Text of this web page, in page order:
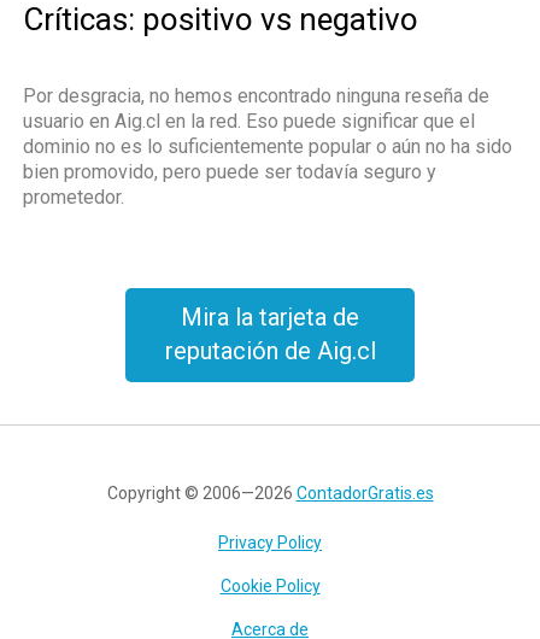
Críticas: positivo vs negativo
Por desgracia, no hemos encontrado ninguna reseña de
usuario en Aig.cl en la red. Eso puede significar que el
dominio no es lo suficientemente popular o aún no ha sido
bien promovido, pero puede ser todavía seguro y
prometedor.
Mira la tarjeta de
reputación de Aig.cl
Copyright © 2006—2026 ContadorGratis.es
Privacy Policy
Cookie Policy
Acerca de